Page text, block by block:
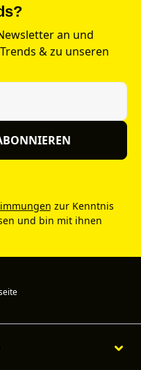
an und
& zu unseren
zur Kenntnis
und bin mit ihnen